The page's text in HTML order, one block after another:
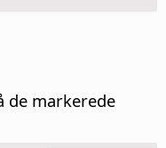
de markerede